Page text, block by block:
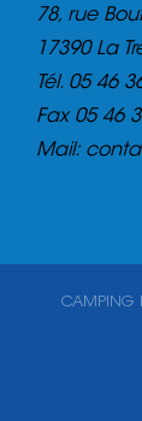
78, rue
17390 La
Tél. 05 46
Fax 05 46
Mail:
CAMPING